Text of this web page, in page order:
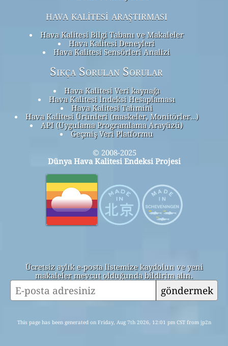
hava kalitesi araştırması
Hava Kalitesi Bilgi Tabanı ve Makaleler
Hava Kalitesi Deneyleri
Hava Kalitesi Sensörleri Analizi
Sıkça Sorulan Sorular
Hava Kalitesi Veri kaynağı
Hava Kalitesi İndeksi Hesaplaması
Hava Kalitesi Tahmini
Hava Kalitesi Ürünleri (maskeler, Monitörler…)
API (Uygulama Programlama Arayüzü)
Geçmiş Veri Platformu
© 2008-2025
Dünya Hava Kalitesi Endeksi Projesi
Ücretsiz aylık e-posta listemize kaydolun ve yeni
makaleler mevcut olduğunda bildirim alın.
göndermek
This page has been generated on Friday, Aug 7th 2026, 12:01 pm CST from jp2n